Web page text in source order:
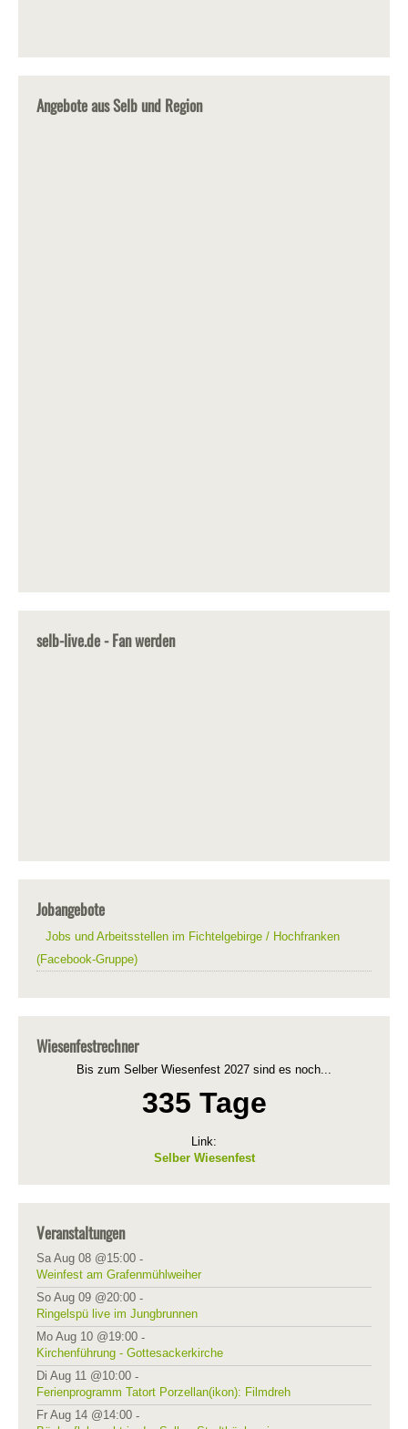
Angebote aus Selb und Region
selb-live.de - Fan werden
Jobangebote
Jobs und Arbeitsstellen im Fichtelgebirge / Hochfranken
(Facebook-Gruppe)
Wiesenfestrechner
Bis zum Selber Wiesenfest 2027 sind es noch...
335 Tage
Link:
Selber Wiesenfest
Veranstaltungen
Sa Aug 08 @15:00 -
Weinfest am Grafenmühlweiher
So Aug 09 @20:00 -
Ringelspü live im Jungbrunnen
Mo Aug 10 @19:00 -
Kirchenführung - Gottesackerkirche
Di Aug 11 @10:00 -
Ferienprogramm Tatort Porzellan(ikon): Filmdreh
Fr Aug 14 @14:00 -